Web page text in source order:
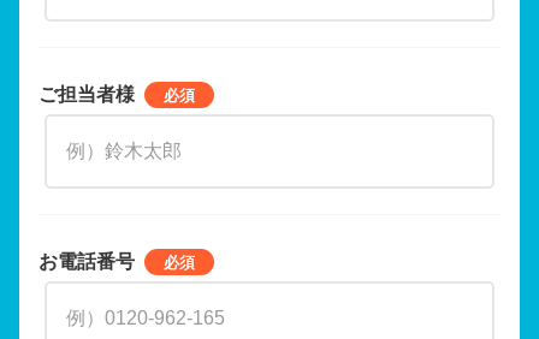
ご担当者様
お電話番号